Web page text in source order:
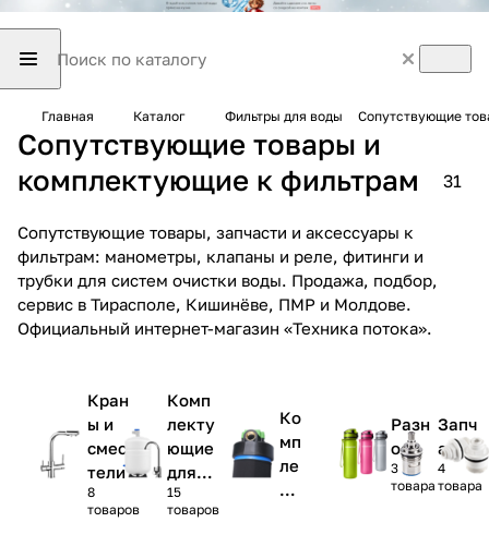
Главная Каталог Фильтры для воды Сопутствующие
Сопутствующие товары и
комплектующие к фильтрам
31
Сопутствующие товары, запчасти и аксессуары к
фильтрам: манометры, клапаны и реле, фитинги и
трубки для систем очистки воды. Продажа, подбор,
сервис в Тирасполе, Кишинёве, ПМР и Молдове.
Официальный интернет-магазин «Техника потока».
Кран
ы и
смеси
тели
8
товаров
Комп
лекту
ющие
для
обрат
ного
15
товаров
Ко
мп
ле
кт
Разн
ое
3
товара
Запч
асти
4
товара